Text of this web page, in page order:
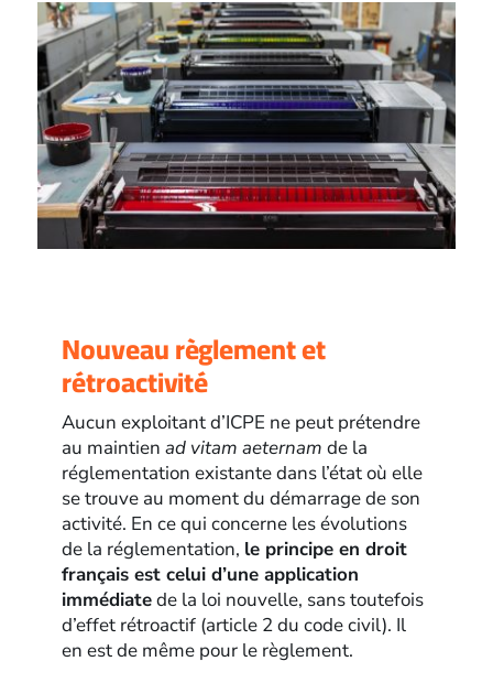
Nouveau règlement et
rétroactivité
Aucun exploitant d’ICPE ne peut prétendre
au maintienad vitam aeternam de la
réglementation existante dans l’état où elle
se trouve au moment du démarrage de son
activité. En ce qui concerne les évolutions
de la réglementation, le principe en droit
français est celui d’une application
immédiatede la loi nouvelle, sans toutefois
d’effet rétroactif (article 2 du code civil). Il
en est de même pour le règlement.